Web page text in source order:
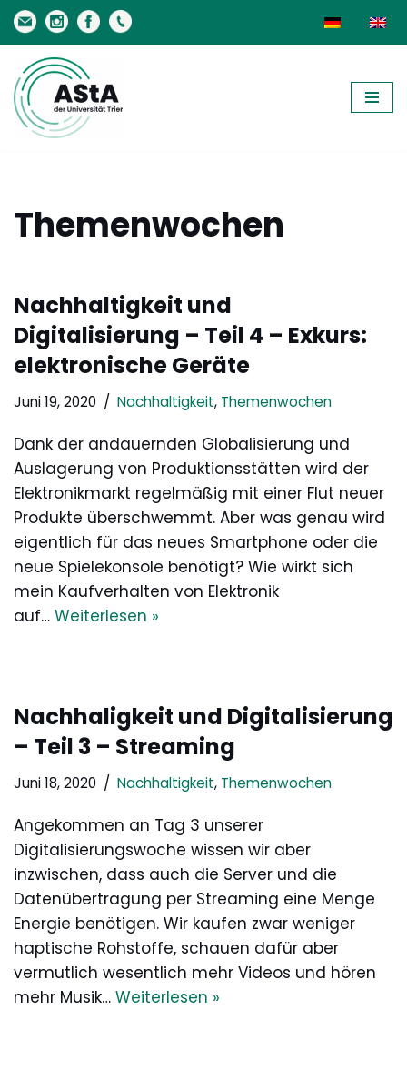
Zum
Inhalt
springen
Themenwochen
Nachhaltigkeit und
Digitalisierung – Teil 4 – Exkurs:
elektronische Geräte
Juni 19, 2020 Nachhaltigkeit, Themenwochen
Dank der andauernden Globalisierung und
Auslagerung von Produktionsstätten wird der
Elektronikmarkt regelmäßig mit einer Flut neuer
Produkte überschwemmt. Aber was genau wird
eigentlich für das neues Smartphone oder die
neue Spielekonsole benötigt? Wie wirkt sich
mein Kaufverhalten von Elektronik
auf… Weiterlesen »
Nachhaligkeit und Digitalisierung
– Teil 3 – Streaming
Juni 18, 2020 Nachhaltigkeit, Themenwochen
Angekommen an Tag 3 unserer
Digitalisierungswoche wissen wir aber
inzwischen, dass auch die Server und die
Datenübertragung per Streaming eine Menge
Energie benötigen. Wir kaufen zwar weniger
haptische Rohstoffe, schauen dafür aber
vermutlich wesentlich mehr Videos und hören
mehr Musik… Weiterlesen »